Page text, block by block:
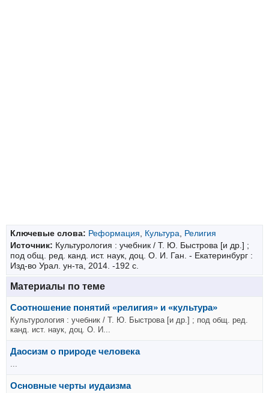
Ключевые слова: Реформация Культура
Религия
Источник: Культурология : учебник / Т. Ю. Быстрова [и др.] ;
под общ. ред. канд. ист. наук, доц. О. И. Ган. - Екатеринбург :
Изд-во Урал. ун-та, 2014. -192 с.
Материалы по теме
Соотношение понятий «религия» и «культура»
Культурология : учебник / Т. Ю. Быстрова [и др.] ; под общ. ред.
канд. ист. наук, доц. О. И...
Даосизм о природе человека
...
Основные черты иудаизма